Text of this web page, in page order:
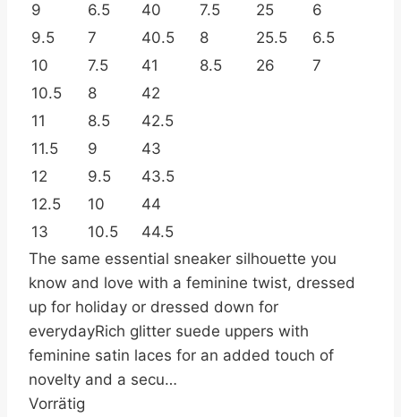
9
6.5 40 7.5 25
6
9.5
7 40.5 8 25.5
6.5
10
7.5 41 8.5 26
7
10.5
8
42
11
8.5
42.5
11.5
9
43
12
9.5
43.5
12.5
10
44
13
10.5
44.5
The same essential sneaker silhouette you
know and love with a feminine twist, dressed
up for holiday or dressed down for
everydayRich glitter suede uppers with
feminine satin laces for an added touch of
novelty and a secu…
Vorrätig